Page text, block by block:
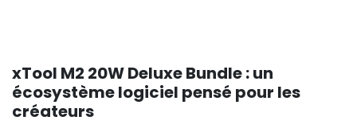
xTool M2 20W Deluxe Bundle : un
écosystème logiciel pensé pour les
créateurs